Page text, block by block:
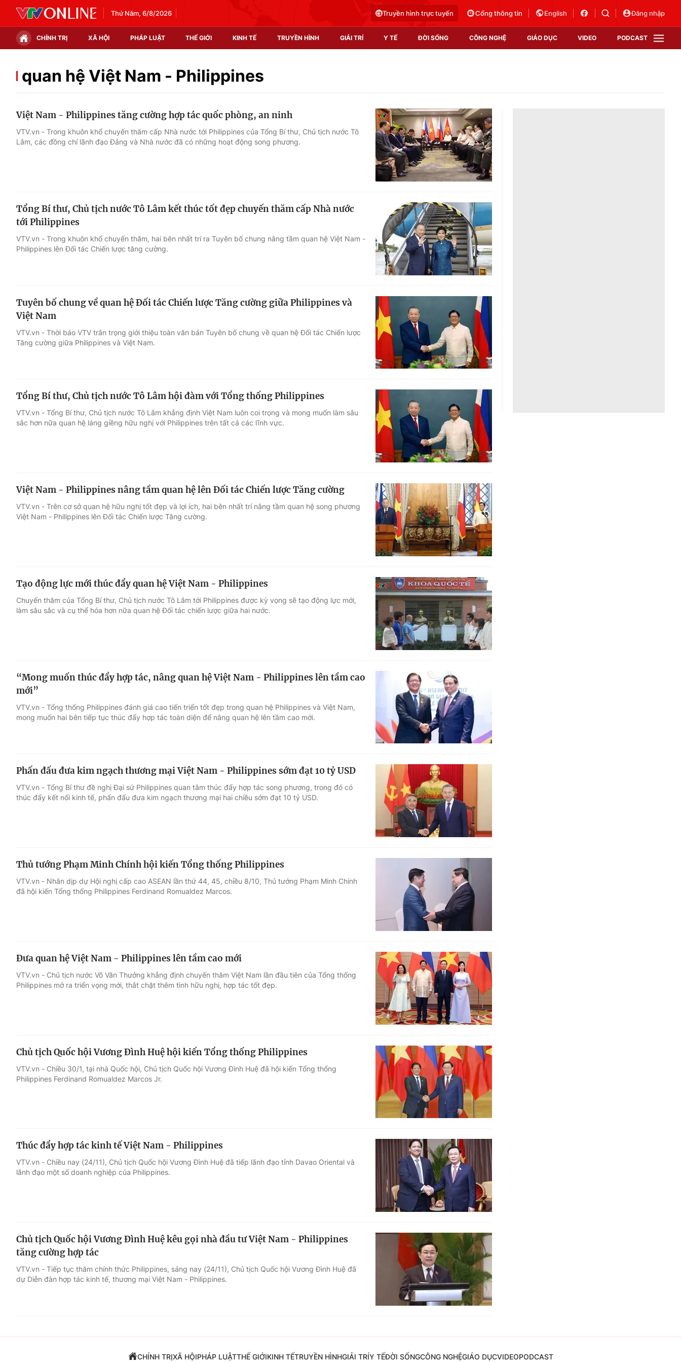
Thứ Năm, 6/8/2026 Truyền hình trực tuyến Cổng thông tin English Đăng nhập
CHÍNH TRỊ XÃ HỘI PHÁP LUẬT THẾ GIỚI KINH TẾ TRUYỀN HÌNH GIẢI TRÍ Y TẾ ĐỜI SỐNG CÔNG NGHỆ GIÁO DỤC VIDEO PODCAST
Thế giới đó đây
Thị trường
Hậu trường
Giải sao mai
Video
Shorts video
Podcast
EMagazine
Photo
Infographic
Góc ảnh
Điện ảnh
Âm nhạc
Sao
Du lịch
Chất lượng cuộc sống
Tuyển sinh
Công nghệ
Hitech Công nghệ tương lai
Sản phẩm
Thị trường
Tư vấn
VTV Sức khoẻ
quan hệ Việt Nam - Philippines
Việt Nam - Philippines tăng cường hợp tác quốc phòng, an ninh
VTV.vn - Trong khuôn khổ chuyến thăm cấp Nhà nước tới Philippines của Tổng Bí thư, Chủ tịch nước Tô
Lâm, các đồng chí lãnh đạo Đảng và Nhà nước đã có những hoạt động song phương.
Tổng Bí thư, Chủ tịch nước Tô Lâm kết thúc tốt đẹp chuyến thăm cấp Nhà nước
tới Philippines
VTV.vn - Trong khuôn khổ chuyến thăm, hai bên nhất trí ra Tuyên bố chung nâng tầm quan hệ Việt Nam -
Philippines lên Đối tác Chiến lược tăng cường.
Tuyên bố chung về quan hệ Đối tác Chiến lược Tăng cường giữa Philippines và
Việt Nam
VTV.vn - Thời báo VTV trân trọng giới thiệu toàn văn bản Tuyên bố chung về quan hệ Đối tác Chiến lược
Tăng cường giữa Philippines và Việt Nam.
Tổng Bí thư, Chủ tịch nước Tô Lâm hội đàm với Tổng thống Philippines
VTV.vn - Tổng Bí thư, Chủ tịch nước Tô Lâm khẳng định Việt Nam luôn coi trọng và mong muốn làm sâu
sắc hơn nữa quan hệ láng giềng hữu nghị với Philippines trên tất cả các lĩnh vực.
Việt Nam - Philippines nâng tầm quan hệ lên Đối tác Chiến lược Tăng cường
VTV.vn - Trên cơ sở quan hệ hữu nghị tốt đẹp và lợi ích, hai bên nhất trí nâng tầm quan hệ song phương
Việt Nam - Philippines lên Đối tác Chiến lược Tăng cường.
Tạo động lực mới thúc đẩy quan hệ Việt Nam - Philippines
Chuyến thăm của Tổng Bí thư, Chủ tịch nước Tô Lâm tới Philippines được kỳ vọng sẽ tạo động lực mới,
làm sâu sắc và cụ thể hóa hơn nữa quan hệ Đối tác chiến lược giữa hai nước.
“Mong muốn thúc đẩy hợp tác, nâng quan hệ Việt Nam - Philippines lên tầm cao
mới”
VTV.vn - Tổng thống Philippines đánh giá cao tiến triển tốt đẹp trong quan hệ Philippines và Việt Nam,
mong muốn hai bên tiếp tục thúc đẩy hợp tác toàn diện để nâng quan hệ lên tầm cao mới.
Phấn đấu đưa kim ngạch thương mại Việt Nam - Philippines sớm đạt 10 tỷ USD
VTV.vn - Tổng Bí thư đề nghị Đại sứ Philippines quan tâm thúc đẩy hợp tác song phương, trong đó có
thúc đẩy kết nối kinh tế, phấn đấu đưa kim ngạch thương mại hai chiều sớm đạt 10 tỷ USD.
Thủ tướng Phạm Minh Chính hội kiến Tổng thống Philippines
VTV.vn - Nhân dịp dự Hội nghị cấp cao ASEAN lần thứ 44, 45, chiều 8/10, Thủ tướng Phạm Minh Chính
đã hội kiến Tổng thống Philippines Ferdinand Romualdez Marcos.
Đưa quan hệ Việt Nam - Philippines lên tầm cao mới
VTV.vn - Chủ tịch nước Võ Văn Thưởng khẳng định chuyến thăm Việt Nam lần đầu tiên của Tổng thống
Philippines mở ra triển vọng mới, thắt chặt thêm tình hữu nghị, hợp tác tốt đẹp.
Chủ tịch Quốc hội Vương Đình Huệ hội kiến Tổng thống Philippines
VTV.vn - Chiều 30/1, tại nhà Quốc hội, Chủ tịch Quốc hội Vương Đình Huệ đã hội kiến Tổng thống
Philippines Ferdinand Romualdez Marcos Jr.
Thúc đẩy hợp tác kinh tế Việt Nam - Philippines
VTV.vn - Chiều nay (24/11), Chủ tịch Quốc hội Vương Đình Huệ đã tiếp lãnh đạo tỉnh Davao Oriental và
lãnh đạo một số doanh nghiệp của Philippines.
Chủ tịch Quốc hội Vương Đình Huệ kêu gọi nhà đầu tư Việt Nam - Philippines
tăng cường hợp tác
VTV.vn - Tiếp tục thăm chính thức Philippines, sáng nay (24/11), Chủ tịch Quốc hội Vương Đình Huệ đã
dự Diễn đàn hợp tác kinh tế, thương mại Việt Nam - Philippines.
CHÍNH TRỊXÃ HỘIPHÁP LUẬTTHẾ GIỚIKINH TẾTRUYỀN HÌNHGIẢI TRÍY TẾĐỜI SỐNGCÔNG NGHỆGIÁO DỤCVIDEOPODCAST